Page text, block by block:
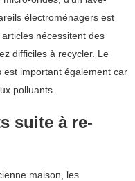
électroménagers est
nécessitent des
difficiles à recycler. Le
est important également car
polluants.
suite à re-
maison, les